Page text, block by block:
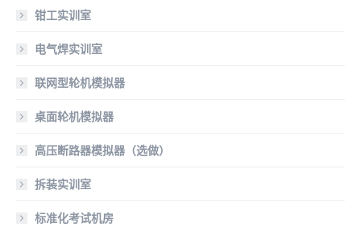
钳工实训室
电气焊实训室
联网型轮机模拟器
桌面轮机模拟器
高压断路器模拟器（选做）
拆装实训室
标准化考试机房